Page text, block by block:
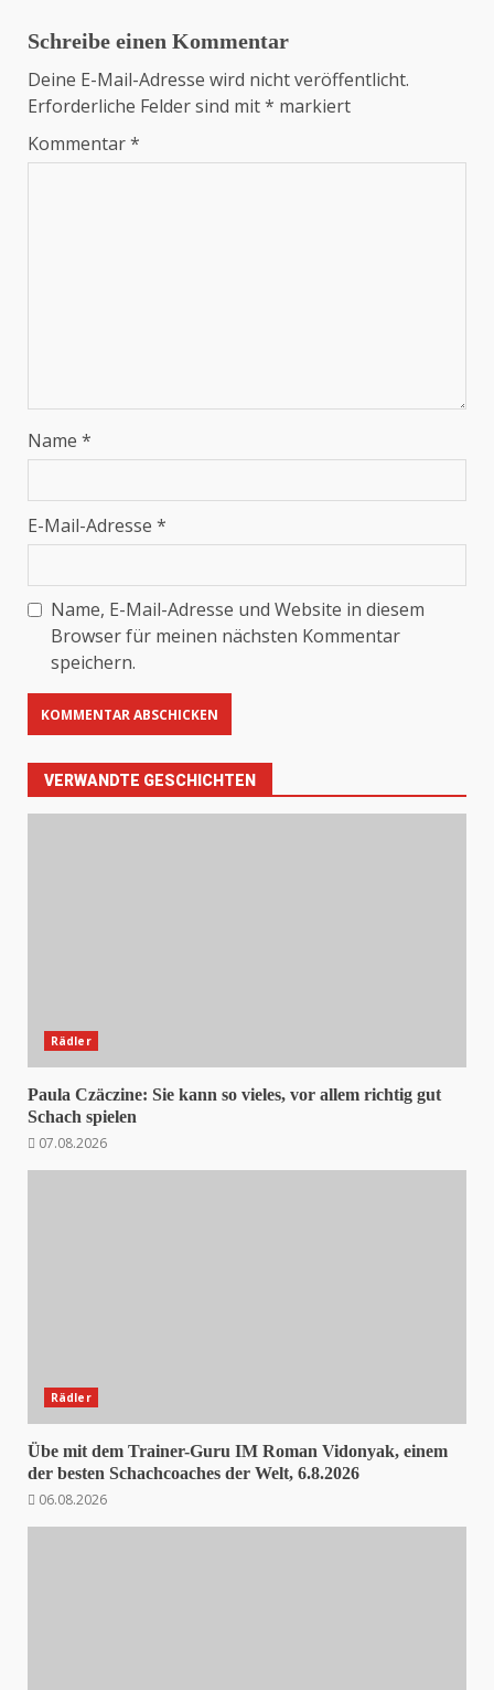
Schreibe einen Kommentar
Deine E-Mail-Adresse wird nicht veröffentlicht.
Erforderliche Felder sind mit* markiert
Kommentar*
Name *
E-Mail-Adresse *
Name, E-Mail-Adresse und Website in diesem
Browser für meinen nächsten Kommentar
speichern.
VERWANDTE GESCHICHTEN
Rädler
Paula Czäczine: Sie kann so vieles, vor allem richtig gut
Schach spielen
07.08.2026
Rädler
Übe mit dem Trainer-Guru IM Roman Vidonyak, einem
der besten Schachcoaches der Welt, 6.8.2026
06.08.2026